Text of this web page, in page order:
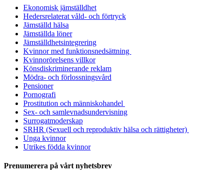
Ekonomisk jämställdhet
Hedersrelaterat våld- och förtryck
Jämställd hälsa
Jämställda löner
Jämställdhetsintegrering
Kvinnor med funktionsnedsättning
Kvinnorörelsens villkor
Könsdiskriminerande reklam
Mödra- och förlossningsvård
Pensioner
Pornografi
Prostitution och människohandel
Sex- och samlevnadsundervisning
Surrogatmoderskap
SRHR (Sexuell och reproduktiv hälsa och rättigheter)
Unga kvinnor
Utrikes födda kvinnor
Prenumerera på vårt nyhetsbrev